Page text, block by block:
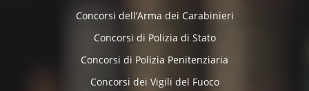
Concorsi dell’Arma dei Carabinieri
Concorsi di Polizia di Stato
Concorsi di Polizia Penitenziaria
Concorsi dei Vigili del Fuoco